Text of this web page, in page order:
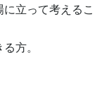
立って考えるこ
方。